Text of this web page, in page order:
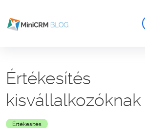
Értékesítés
kisvállalkozóknak
Értékesítés